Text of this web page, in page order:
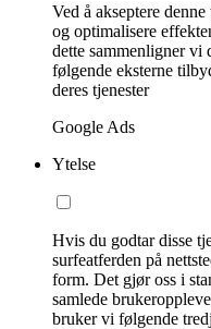
Ved å akseptere
og optimalisere
dette sammenligner vi
følgende eksterne
deres tjenester
Google Ads
Ytelse
Hvis du godtar disse
surfeatferden på
form. Det gjør oss i
samlede
bruker vi følgende